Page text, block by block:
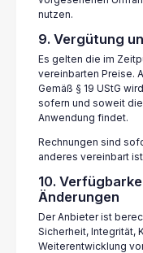
nutzen.
9. Vergütung
Es gelten die im
vereinbarten Preise.
Gemäß § 19 UStG
sofern und soweit
Anwendung findet.
Rechnungen sind
anderes vereinbart
10.
Änderungen
Der Anbieter ist
Sicherheit, Integrität,
Weiterentwicklung